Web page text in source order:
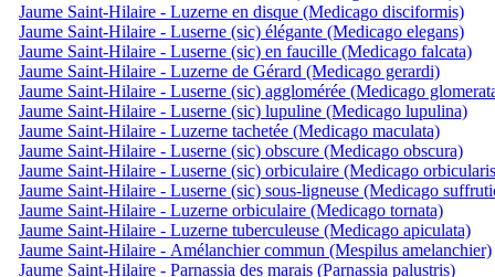
Jaume Saint-Hilaire - Luzerne en disque (Medicago disciformis)
Jaume Saint-Hilaire - Luserne (sic) élégante (Medicago elegans)
Jaume Saint-Hilaire - Luserne (sic) en faucille (Medicago falcata)
Jaume Saint-Hilaire - Luzerne de Gérard (Medicago gerardi)
Jaume Saint-Hilaire - Luserne (sic) agglomérée (Medicago
Jaume Saint-Hilaire - Luserne (sic) lupuline (Medicago lupulina)
Jaume Saint-Hilaire - Luzerne tachetée (Medicago maculata)
Jaume Saint-Hilaire - Luserne (sic) obscure (Medicago obscura)
Jaume Saint-Hilaire - Luserne (sic) orbiculaire (Medicago
Jaume Saint-Hilaire - Luserne (sic) sous-ligneuse (Medicago
Jaume Saint-Hilaire - Luzerne orbiculaire (Medicago tornata)
Jaume Saint-Hilaire - Luzerne tuberculeuse (Medicago apiculata)
Jaume Saint-Hilaire - Amélanchier commun (Mespilus amelanchier)
Jaume Saint-Hilaire - Parnassia des marais (Parnassia palustris)